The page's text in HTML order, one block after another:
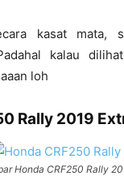
kasat mata,
kalau
loh
Rally 2019
Honda CRF250 Rally